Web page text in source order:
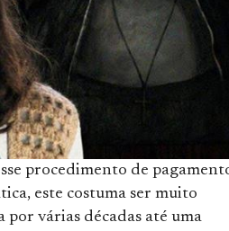
procedimento de
este costuma ser muito
por várias décadas até uma